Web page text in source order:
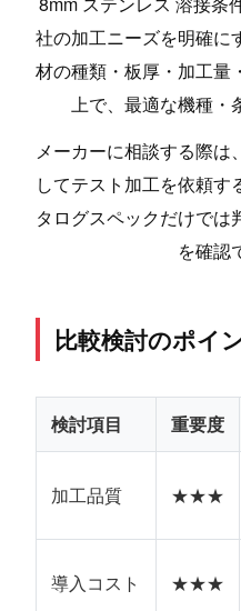
社の加工ニーズを明確に
材の種類・板厚・加工量
上で、最適な機種・
メーカーに相談する際は
してテスト加工を依頼す
タログスペックだけでは
を確認
比較検討のポイ
検討項目 重要度
加工品質 ★★★
導入コスト ★★★